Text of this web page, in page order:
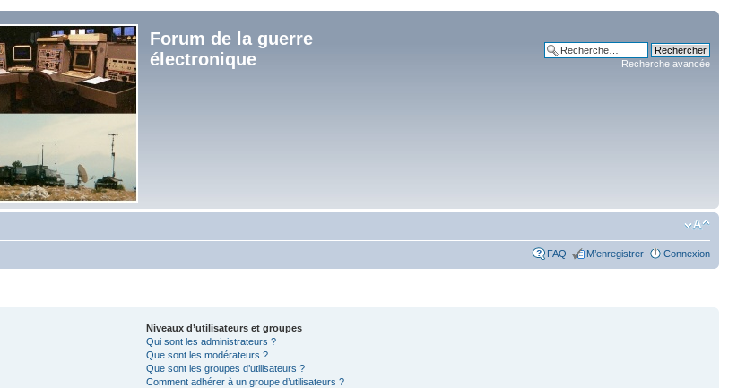
Forum de la guerre
électronique
Recherche avancée
FAQ M’enregistrer Connexion
Niveaux d’utilisateurs et groupes
Qui sont les administrateurs ?
Que sont les modérateurs ?
Que sont les groupes d’utilisateurs ?
Comment adhérer à un groupe d’utilisateurs ?